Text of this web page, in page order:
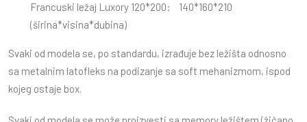
Francuski ležaj Luxory 120*200: 140*160*210
(širina*visina*dubina)
Svaki od modela se, po standardu, izrađuje bez ležišta odnosno
sa metalnim latofleks na podizanje sa soft mehanizmom, ispod
kojeg ostaje box.